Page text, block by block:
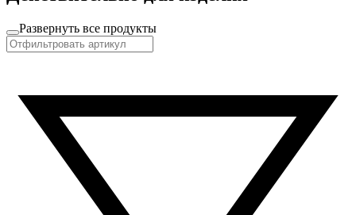
Развернуть все продукты